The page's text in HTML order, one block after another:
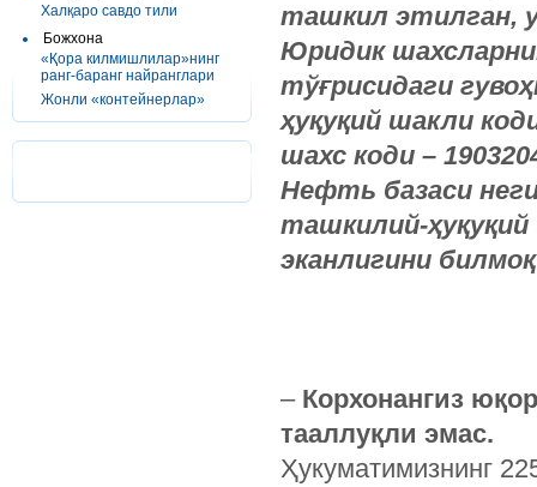
Халқаро савдо тили
Божхона
«Қора килмишлилар»нинг
ранг-баранг найранглари
Жонли «контейнерлар»
ташкил этилган,
Юридик
тўғрисидаги
ҳуқуқий шакли
шахс коди –
Нефть базаси
ташкилий-ҳуқуқий
эканлигини
– Корхонангиз
тааллуқли эмас.
Ҳукуматимизнинг